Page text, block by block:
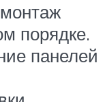
порядке.
панелей